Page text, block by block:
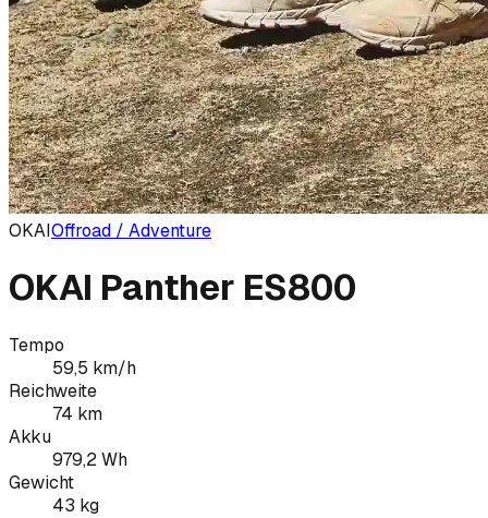
OKAIOffroad / Adventure
OKAI Panther ES800
Tempo
59,5 km/h
Reichweite
74 km
Akku
979,2Wh
Gewicht
43 kg